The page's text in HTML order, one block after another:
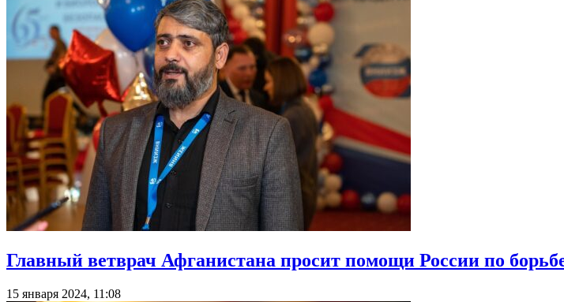
Главный ветврач Афганистана просит помощи России по
15 января 2024, 11:08